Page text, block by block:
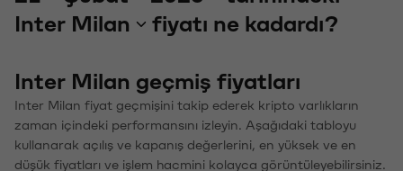
Inter Milan
fiyatı ne kadardı?
Inter Milan geçmiş fiyatları
Inter Milan fiyat geçmişini takip ederek kripto varlıkların
zaman içindeki performansını izleyin. Aşağıdaki tabloyu
kullanarak açılış ve kapanış değerlerini, en yüksek ve en
düşük fiyatları ve işlem hacmini kolayca görüntüleyebilirsiniz.